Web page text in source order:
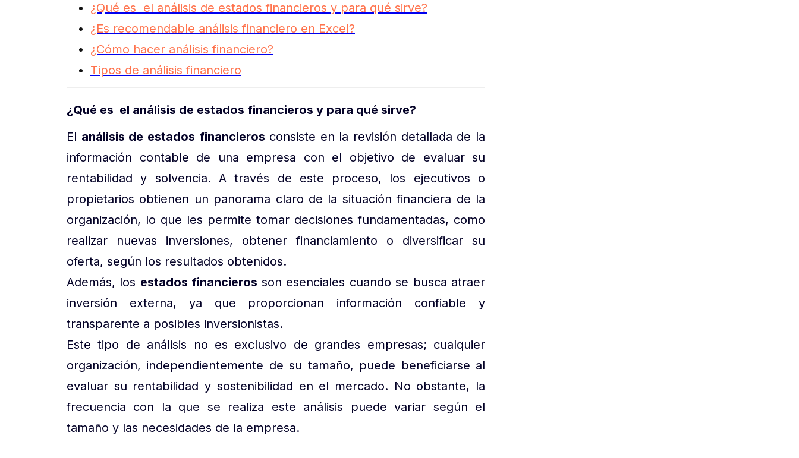
¿Qué es el análisis de estados financieros y para qué sirve?
¿Es recomendable análisis financiero en Excel?
¿Cómo hacer análisis financiero?
Tipos de análisis financiero
¿Qué es el análisis de estados financieros y para qué sirve?
El análisis de estados financieros consiste en la revisión detallada de la
información contable de una empresa con el objetivo de evaluar su
rentabilidad y solvencia. A través de este proceso, los ejecutivos o
propietarios obtienen un panorama claro de la situación financiera de la
organización, lo que les permite tomar decisiones fundamentadas, como
realizar nuevas inversiones, obtener financiamiento o diversificar su
oferta, según los resultados obtenidos.
Además, los estados financieros son esenciales cuando se busca atraer
inversión externa, ya que proporcionan información confiable y
transparente a posibles inversionistas.
Este tipo de análisis no es exclusivo de grandes empresas; cualquier
organización, independientemente de su tamaño, puede beneficiarse al
evaluar su rentabilidad y sostenibilidad en el mercado. No obstante, la
frecuencia con la que se realiza este análisis puede variar según el
tamaño y las necesidades de la empresa.